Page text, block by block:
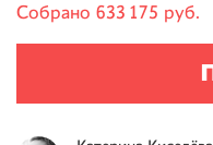
Собрано 633 175 руб.